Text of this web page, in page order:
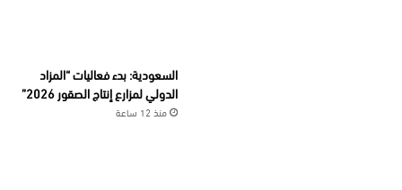
السعودية: بدء فعاليات “المزاد
الدولي لمزارع إنتاج الصقور 2026”
منذ 12 ساعة